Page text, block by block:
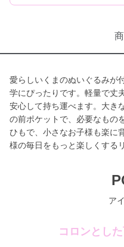
愛らしいくまのぬいぐるみが
学にぴったりです。軽量で丈
安心して持ち運べます。大き
の前ポケットで、必要なもの
ひもで、小さなお子様も楽に
様の毎日をもっと楽しくする
ア
コロンとし